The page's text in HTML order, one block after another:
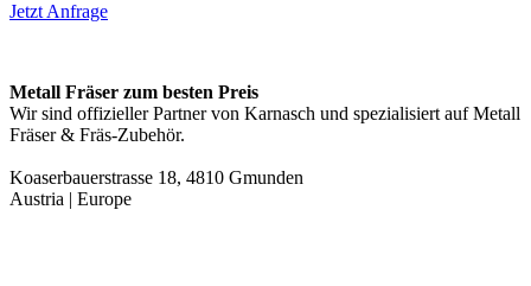
Jetzt Anfrage
Metall Fräser zum besten Preis
Wir sind offizieller Partner von Karnasch und spezialisiert auf Metall
Fräser & Fräs-Zubehör.
Koaserbauerstrasse 18, 4810 Gmunden
Austria | Europe